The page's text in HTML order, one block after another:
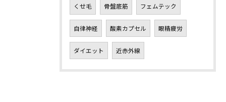
くせ毛 骨盤底筋 フェムテック
自律神経 酸素カプセル 眼精疲労
ダイエット 近赤外線